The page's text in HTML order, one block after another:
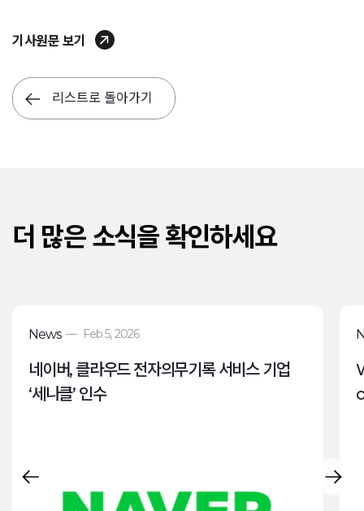
기사원문 보기
리스트로 돌아가기
더 많은 소식을 확인하세요
News — Feb 5, 2026
네이버, 클라우드 전자의무기록 서비스 기업
‘세나클’ 인수